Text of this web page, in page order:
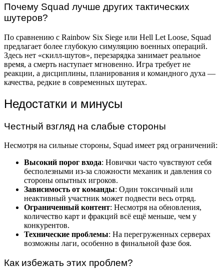
Почему Squad лучше других тактических
шутеров?
По сравнению с Rainbow Six Siege или Hell Let Loose, Squad
предлагает более глубокую симуляцию военных операций.
Здесь нет «скилл-шутов», перезарядка занимает реальное
время, а смерть наступает мгновенно. Игра требует не
реакции, а дисциплины, планирования и командного духа —
качества, редкие в современных шутерах.
Недостатки и минусы
Честный взгляд на слабые стороны
Несмотря на сильные стороны, Squad имеет ряд ограничений:
Высокий порог входа: Новички часто чувствуют себя
бесполезными из-за сложности механик и давления со
стороны опытных игроков.
Зависимость от команды: Один токсичный или
неактивный участник может подвести весь отряд.
Ограниченный контент: Несмотря на обновления,
количество карт и фракций всё ещё меньше, чем у
конкурентов.
Технические проблемы: На перегруженных серверах
возможны лаги, особенно в финальной фазе боя.
Как избежать этих проблем?